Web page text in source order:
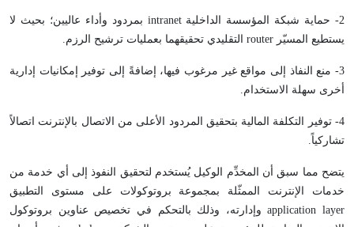
2- حماية شبكة المؤسسة الداخلية intranet بمردود وأداء عاليين؛ بحيث لا
يستطيع المسيّر router التقليدي تحقيقهما بعمليات ترشيح الرزم.
3- منع النفاذ إلى مواقع غير مرغوب فيها، إضافةً إلى توفير إمكانيات إدارية
أخرى سهلة الاستخدام.
4- توفير التكلفة المالية بتحقيق المردود الأعلى من الاتصال بالإنترنت اتصالاً
تشاركياً.
يتضح مما سبق أن المخدِّم الوكيل يُستخدم لتحقيق النفوذ إلى أي خدمة من
خدمات الإنترنت الممثّلة بمجموعة بروتوكولات على مستوى التطبيق
application layer وإدارته، وذلك بالتحكم في تخصيص عناوين بروتوكول